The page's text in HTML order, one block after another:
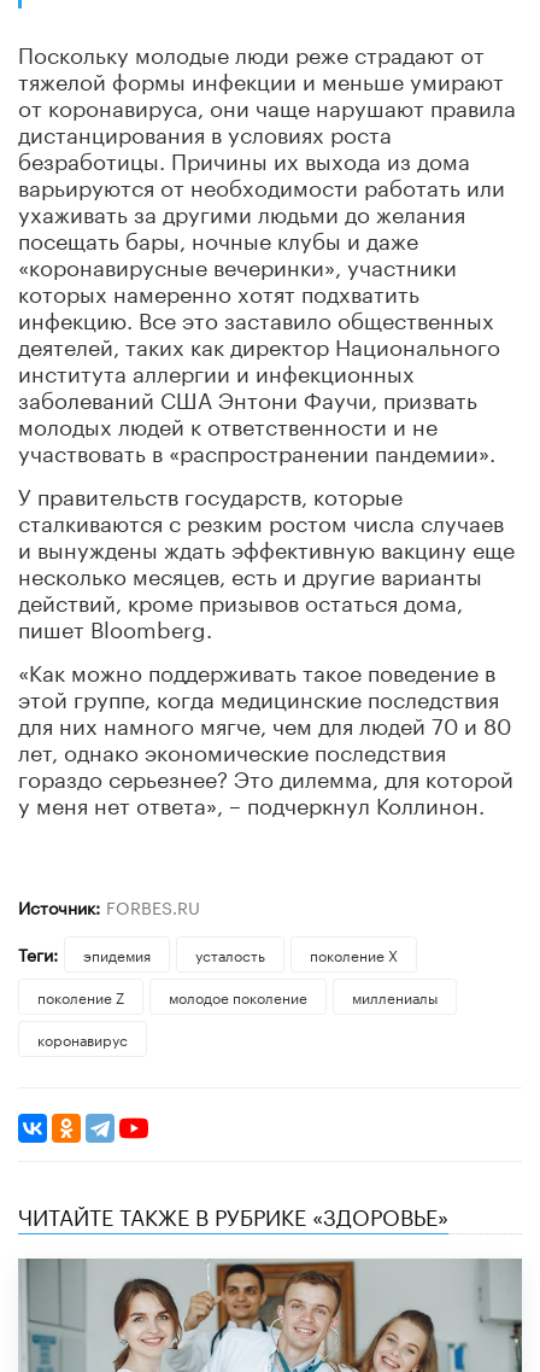
Поскольку молодые люди реже страдают от
тяжелой формы инфекции и меньше умирают
от коронавируса, они чаще нарушают правила
дистанцирования в условиях роста
безработицы. Причины их выхода из дома
варьируются от необходимости работать или
ухаживать за другими людьми до желания
посещать бары, ночные клубы и даже
«коронавирусные вечеринки», участники
которых намеренно хотят подхватить
инфекцию. Все это заставило общественных
деятелей, таких как директор Национального
института аллергии и инфекционных
заболеваний США Энтони Фаучи, призвать
молодых людей к ответственности и не
участвовать в «распространении пандемии».
У правительств государств, которые
сталкиваются с резким ростом числа случаев
и вынуждены ждать эффективную вакцину еще
несколько месяцев, есть и другие варианты
действий, кроме призывов остаться дома,
пишет Bloomberg.
«Как можно поддерживать такое поведение в
этой группе, когда медицинские последствия
для них намного мягче, чем для людей 70 и 80
лет, однако экономические последствия
гораздо серьезнее? Это дилемма, для которой
у меня нет ответа», – подчеркнул Коллинон.
Источник: FORBES.RU
Теги:
эпидемия усталость
поколение Х
поколение Z
молодое поколение
миллениалы
коронавирус
ЧИТАЙТЕ ТАКЖЕ В РУБРИКЕ «ЗДОРОВЬЕ»